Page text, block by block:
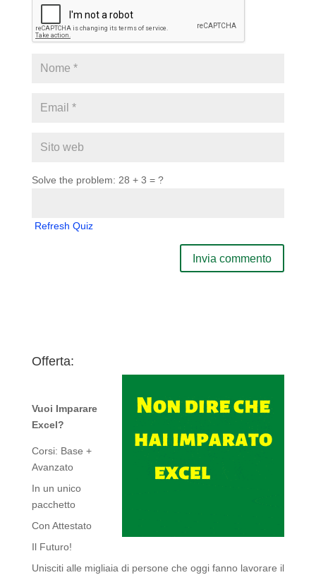
Solve the problem: 28 + 3 = ?
Refresh Quiz
Offerta:
Vuoi Imparare
Excel?
Corsi: Base +
Avanzato
In un unico
pacchetto
Con Attestato
Il Futuro!
Unisciti alle migliaia di persone che oggi fanno lavorare il